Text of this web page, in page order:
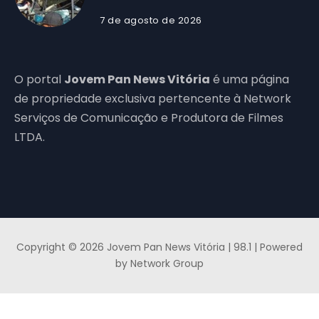
7 de agosto de 2026
O portal Jovem Pan News Vitória é uma página
de propriedade exclusiva pertencente à Network
Serviços de Comunicação e Produtora de Filmes
LTDA.
Copyright © 2026 Jovem Pan News Vitória | 98.1 | Powered
by Network Group